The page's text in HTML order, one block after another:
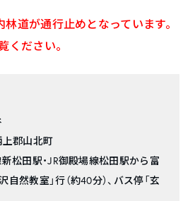
道が通行止めとなっています。
ください。
上郡山北町
新松田駅・JR御殿場線松田駅から富
然教室」行（約40分）、バス停「玄